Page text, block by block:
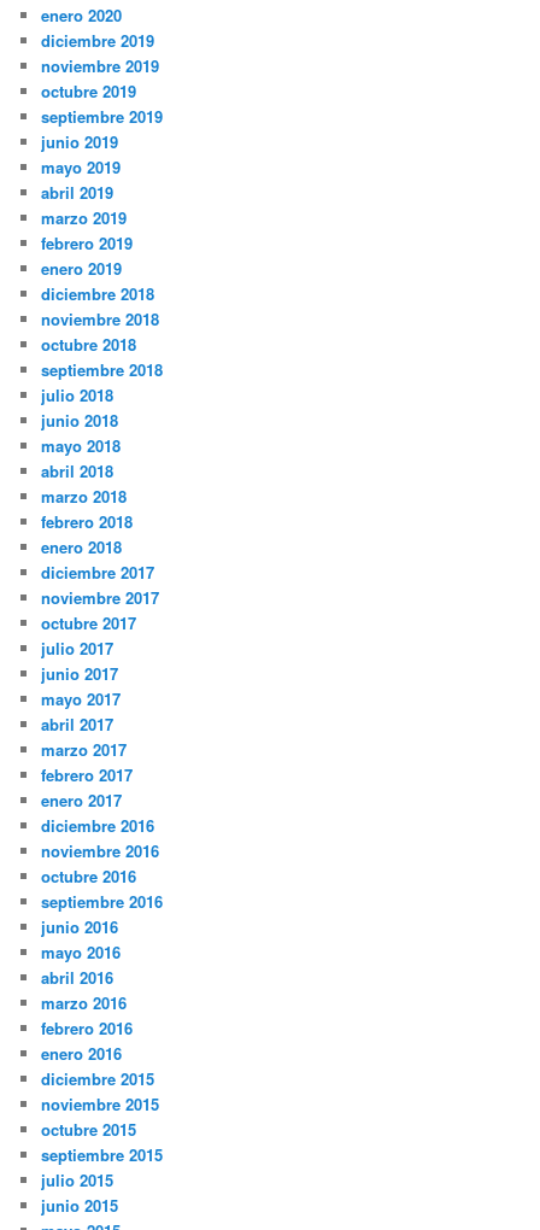
enero 2020
diciembre 2019
noviembre 2019
octubre 2019
septiembre 2019
junio 2019
mayo 2019
abril 2019
marzo 2019
febrero 2019
enero 2019
diciembre 2018
noviembre 2018
octubre 2018
septiembre 2018
julio 2018
junio 2018
mayo 2018
abril 2018
marzo 2018
febrero 2018
enero 2018
diciembre 2017
noviembre 2017
octubre 2017
julio 2017
junio 2017
mayo 2017
abril 2017
marzo 2017
febrero 2017
enero 2017
diciembre 2016
noviembre 2016
octubre 2016
septiembre 2016
junio 2016
mayo 2016
abril 2016
marzo 2016
febrero 2016
enero 2016
diciembre 2015
noviembre 2015
octubre 2015
septiembre 2015
julio 2015
junio 2015